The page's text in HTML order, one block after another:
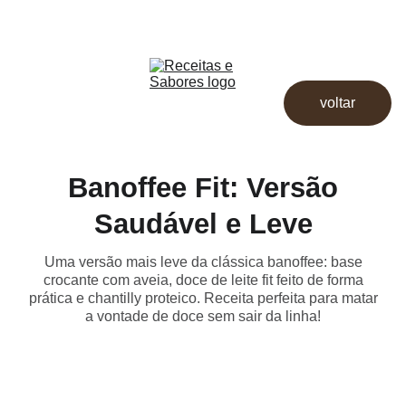
voltar
Banoffee Fit: Versão
Saudável e Leve
Uma versão mais leve da clássica banoffee: base
crocante com aveia, doce de leite fit feito de forma
prática e chantilly proteico. Receita perfeita para matar
a vontade de doce sem sair da linha!